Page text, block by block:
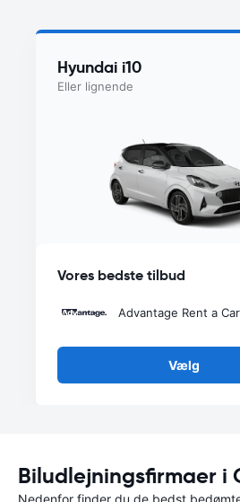
Hyundai i10
Eller lignende
Vores bedste tilbud
Advantage Rent a Car
Vælg
Biludlejningsfirmaer i
Nedenfor finder du de bedst